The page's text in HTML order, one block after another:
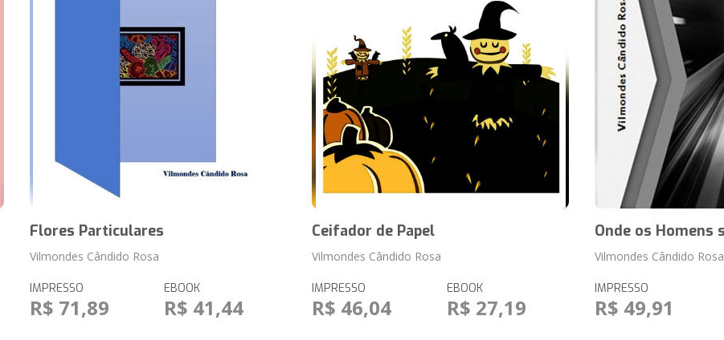
Flores Particulares
Vilmondes Cândido Rosa
IMPRESSO
R$ 71,89
EBOOK
R$ 41,44
Ceifador de Papel
Vilmondes Cândido Rosa
IMPRESSO
R$ 46,04
EBOOK
R$ 27,19
Onde os Homens
Vilmondes Cândido Rosa
IMPRESSO
R$ 49,91